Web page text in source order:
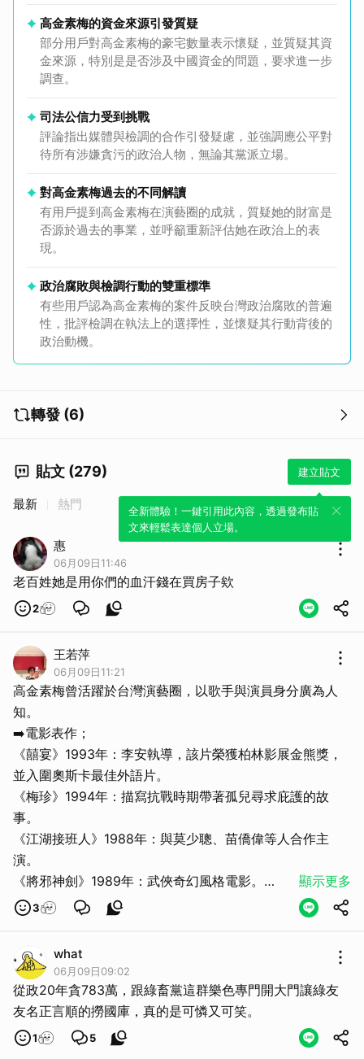
高金素梅的資金來源引發質疑
部分用戶對高金素梅的豪宅數量表示懷疑，並質疑其資
金來源，特別是是否涉及中國資金的問題，要求進一步
調查。
司法公信力受到挑戰
評論指出媒體與檢調的合作引發疑慮，並強調應公平對
待所有涉嫌貪污的政治人物，無論其黨派立場。
對高金素梅過去的不同解讀
有用戶提到高金素梅在演藝圈的成就，質疑她的財富是
否源於過去的事業，並呼籲重新評估她在政治上的表
現。
政治腐敗與檢調行動的雙重標準
有些用戶認為高金素梅的案件反映台灣政治腐敗的普遍
性，批評檢調在執法上的選擇性，並懷疑其行動背後的
政治動機。
轉發 (6)
貼文 (279) 建立貼文
全新體驗！一鍵引用此內容，透過發布貼
文來輕鬆表達個人立場。
最新 熱門
惠
06月09日11:46
老百姓她是用你們的血汗錢在買房子欸
2
王若萍
06月09日11:21
高金素梅曾活躍於台灣演藝圈，以歌手與演員身分廣為人
知。
➡️電影表作；
《囍宴》1993年：李安執導，該片榮獲柏林影展金熊獎，
並入圍奧斯卡最佳外語片。
《梅珍》1994年：描寫抗戰時期帶著孤兒尋求庇護的故
事。
《江湖接班人》1988年：與莫少聰、苗僑偉等人合作主
演。
《將邪神劍》1989年：武俠奇幻風格電影。
➡️ 電視劇代表作
《不了情》1989年：華視八點檔連續劇，與何家勁搭檔演
《愛》1990年：華視黃金檔大戲，為首部大量使用台語發
音的八點檔連續劇，具有指標性的時代意義。
《秦俑》1994年：與寇世勳、童安格、蕭薔等人主演的穿
越玄幻劇。
➡️她賺了不少錢，買幾楝房子，有問題嗎？
顯示更多
3
what
06月09日09:02
從政20年貪783萬，跟綠畜黨這群樂色專門開大門讓綠友
友名正言順的撈國庫，真的是可憐又可笑。
1 5